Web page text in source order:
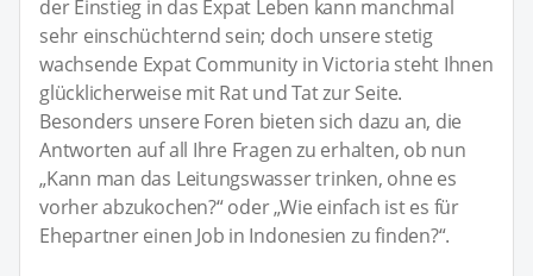
der Einstieg in das Expat Leben kann manchmal
sehr einschüchternd sein; doch unsere stetig
wachsende Expat Community in Victoria steht Ihnen
glücklicherweise mit Rat und Tat zur Seite.
Besonders unsere Foren bieten sich dazu an, die
Antworten auf all Ihre Fragen zu erhalten, ob nun
„Kann man das Leitungswasser trinken, ohne es
vorher abzukochen?“ oder „Wie einfach ist es für
Ehepartner einen Job in Indonesien zu finden?“.